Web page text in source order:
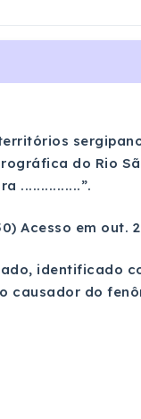
do Rio
...............”.
Acesso em out.
identificado
causador do